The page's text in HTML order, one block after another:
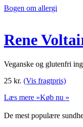
Bogen om allergi
Rene
Veganske og glutenfri
25 kr. (Vis fragtpris)
Læs mere »Køb nu »
De mest populære